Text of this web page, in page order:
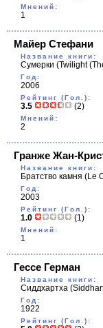
Мнений:
1
Майер Стефани
Название книги:
Сумерки (Twilight
Год:
2006
Рейтинг (Гол.):
3.5 (2)
Мнений:
2
Гранже Жан-
Название книги:
Братство камня (Le
Год:
2003
Рейтинг (Гол.):
1.0 (1)
Мнений:
1
Гессе Герман
Название книги:
Сиддхартха
Год:
1922
Рейтинг (Гол.):